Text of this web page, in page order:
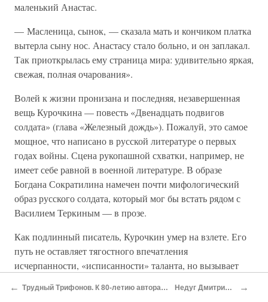
маленький Анастас.
— Масленица, сынок, — сказала мать и кончиком платка
вытерла сыну нос. Анастасу стало больно, и он заплакал.
Так приоткрылась ему страница мира: удивительно яркая,
свежая, полная очарования».
Волей к жизни пронизана и последняя, незавершенная
вещь Курочкина — повесть «Двенадцать подвигов
солдата» (глава «Железный дождь»). Пожалуй, это самое
мощное, что написано в русской литературе о первых
годах войны. Сцена рукопашной схватки, например, не
имеет себе равной в военной литературе. В образе
Богдана Сократилина намечен почти мифологический
образ русского солдата, который мог бы встать рядом с
Василием Теркиным — в прозе.
Как подлинный писатель, Курочкин умер на взлете. Его
путь не оставляет тягостного впечатления
исчерпанности, «исписанности» таланта, но вызывает
человек. И в этом он своеобразно повторил судьбу
← Трудный Трифонов. К 80-летию автора «Дома на набережной» Недуг Дмитрия Голубкова →